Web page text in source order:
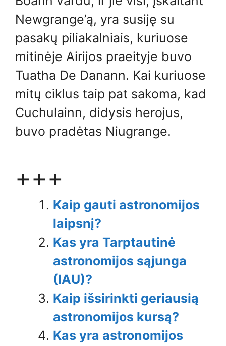
Newgrange’ą, yra susiję su
pasakų piliakalniais, kuriuose
mitinėje Airijos praeityje buvo
Tuatha De Danann. Kai kuriuose
mitų ciklus taip pat sakoma, kad
Cuchulainn, didysis herojus,
buvo pradėtas Niugrange.
+++
Kaip gauti astronomijos
laipsnį?
Kas yra Tarptautinė
astronomijos sąjunga
(IAU)?
Kaip išsirinkti geriausią
astronomijos kursą?
Kas yra astronomijos